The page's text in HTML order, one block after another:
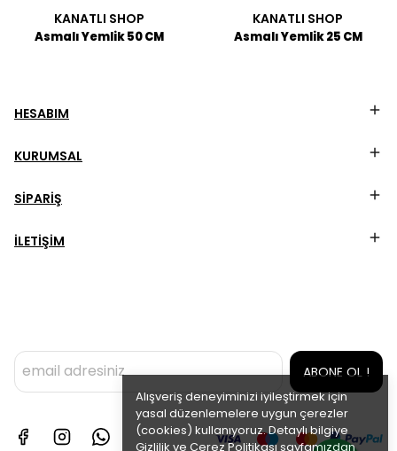
Alışveriş deneyiminizi iyileştirmek için
yasal düzenlemelere uygun çerezler
(cookies) kullanıyoruz. Detaylı bilgiye
Gizlilik ve Çerez Politikasısayfamızdan
KANATLI SHOP
Asmalı Yemlik 50 CM
KANATLI SHOP
Asmalı Yemlik 25 CM
HESABIM
KURUMSAL
SİPARİŞ
İLETİŞİM
ABONE OL !